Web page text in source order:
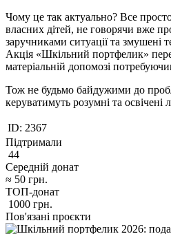
Чому це так актуально? Все
власних дітей, не говорячи вже
заручниками ситуації та змушені
Акція «Шкільний портфелик»
матеріальній допомозі
Тож не будьмо байдужими до
керуватимуть розумні та освічені
ID: 2367
Підтримали
44
Середній донат
≈ 50 грн.
ТОП-донат
1000 грн.
Пов'язані проєкти